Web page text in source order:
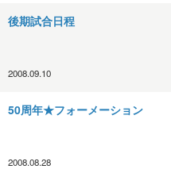
後期試合日程
2008.09.10
50周年★フォーメーション
2008.08.28